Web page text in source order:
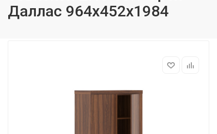
Даллас 964х452х1984